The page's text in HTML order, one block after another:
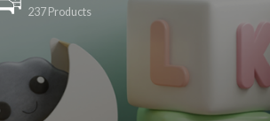
237 Products
KATEGORIJE
PROIZVODA